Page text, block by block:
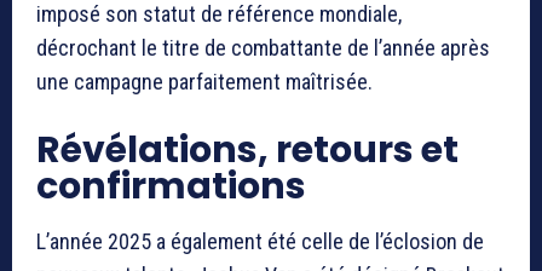
imposé son statut de référence mondiale,
décrochant le titre de combattante de l’année après
une campagne parfaitement maîtrisée.
Révélations, retours et
confirmations
L’année 2025 a également été celle de l’éclosion de